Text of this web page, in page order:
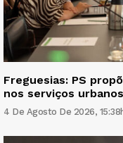
Freguesias: PS
nos serviços
4 De Agosto De 2026,